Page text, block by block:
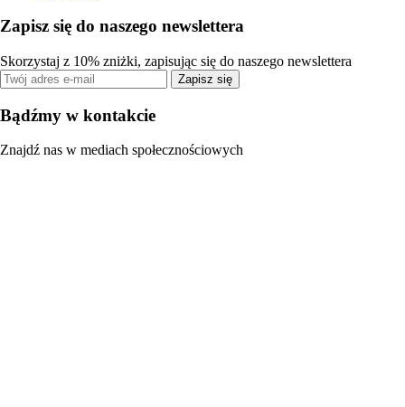
Zapisz się do naszego newslettera
Skorzystaj z 10% zniżki, zapisując się do naszego newslettera
Zapisz się
Bądźmy w kontakcie
Znajdź nas w mediach społecznościowych